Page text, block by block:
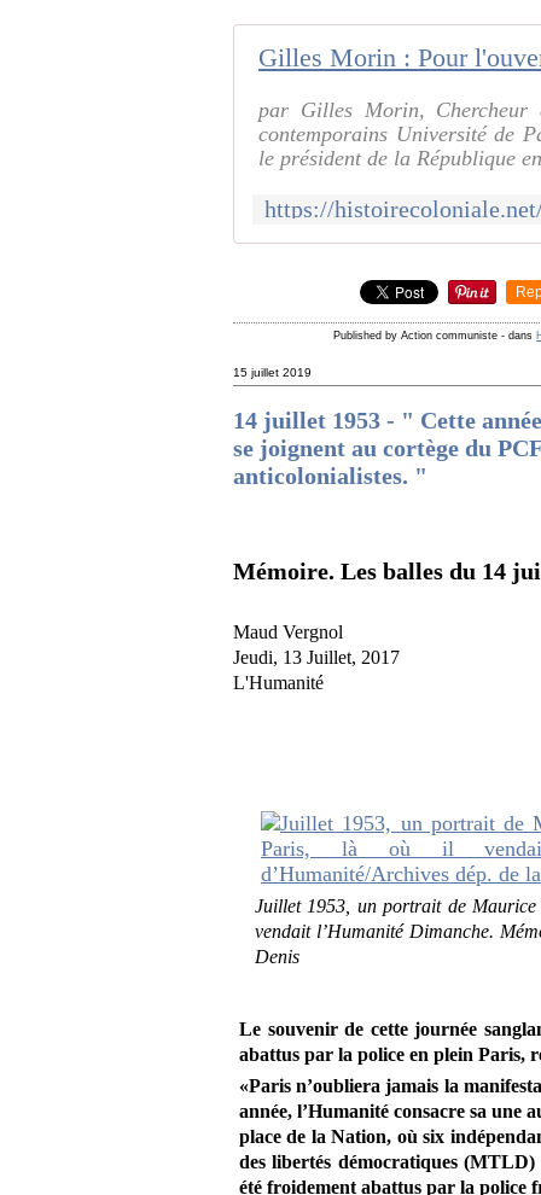
par Gilles Morin, Chercheur
contemporains Université de
le président de la République
Published by Action communiste - dans
15 juillet 2019
14 juillet 1953 - " Cette
se joignent au cortège du
anticolonialistes. "
Mémoire. Les balles du 14
Maud Vergnol
Jeudi, 13 Juillet, 2017
L'Humanité
Juillet 1953, un portrait de
vendait l’Humanité Dimanche.
Denis
Le souvenir de cette journée
abattus par la police en plein Paris,
«Paris n’oubliera jamais la
­année, l’Humanité consacre sa une
place de la Nation, où six
des libertés démocratiques
été froidement abattus par la police